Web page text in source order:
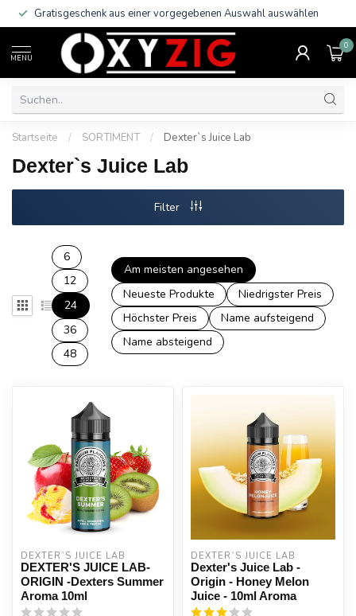
Gratisgeschenk aus einer vorgegebenen Auswahl auswählen
MENU
0
Startseite / SORTIMENT / Dexter`s Juice Lab
Dexter`s Juice Lab
Filter
6
12
24
36
48
Am meisten angesehen
Neueste Produkte
Niedrigster Preis
Höchster Preis
Name aufsteigend
Name absteigend
DEXTER`S JUICE LAB
DEXTER'S JUICE LAB-
ORIGIN -Dexters Summer
Aroma 10ml
DEXTER`S JUICE LAB
Dexter's Juice Lab -
Origin - Honey Melon
Juice - 10ml Aroma